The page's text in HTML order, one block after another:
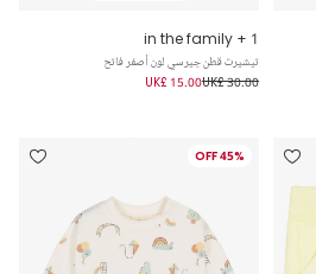
1 + in the family
تيشيرت قطن جيرسي لون أصفر فاتح
UK£ 30.00
UK£ 15.00
45% OFF